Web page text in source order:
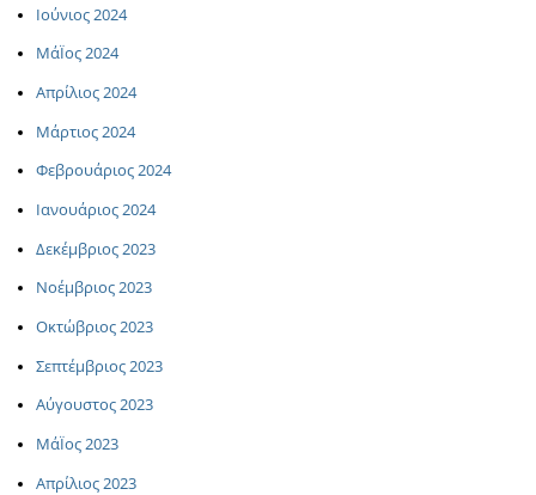
Ιούνιος 2024
ΜάΪος 2024
Απρίλιος 2024
Μάρτιος 2024
Φεβρουάριος 2024
Ιανουάριος 2024
Δεκέμβριος 2023
Νοέμβριος 2023
Οκτώβριος 2023
Σεπτέμβριος 2023
Αύγουστος 2023
ΜάΪος 2023
Απρίλιος 2023